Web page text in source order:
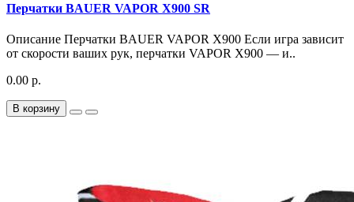
Перчатки BAUER VAPOR X900 SR
Описание Перчатки BAUER VAPOR X900 Если игра зависит
от скорости ваших рук, перчатки VAPOR X900 — и..
0.00 р.
В корзину